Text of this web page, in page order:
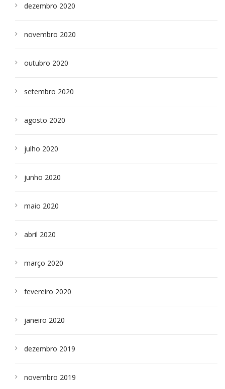
dezembro 2020
novembro 2020
outubro 2020
setembro 2020
agosto 2020
julho 2020
junho 2020
maio 2020
abril 2020
março 2020
fevereiro 2020
janeiro 2020
dezembro 2019
novembro 2019